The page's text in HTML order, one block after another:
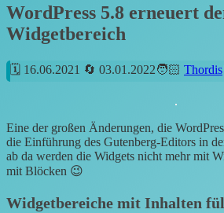
WordPress 5.8 erneuert
Widgetbereich
16.06.2021 03.01.2022 Thordis
Eine der großen Änderungen, die
die Einführung des Gutenberg-Editors in
ab da werden die Widgets nicht mehr mit
mit Blöcken 😉
Widgetbereiche mit Inhalten